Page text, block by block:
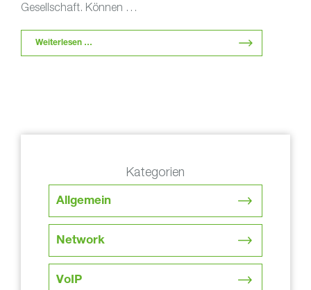
Gesellschaft. Können …
Weiterlesen …
Kategorien
Allgemein
Network
VoIP